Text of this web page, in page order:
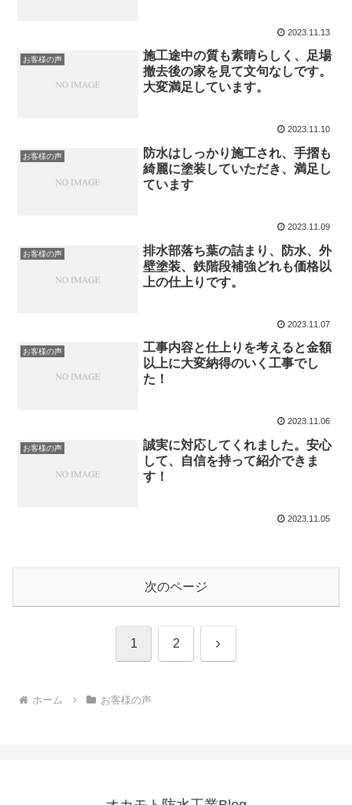
2023.11.13
お客様の声
施工途中の質も素晴らしく、足場
撤去後の家を見て文句なしです。
大変満足しています。
2023.11.10
お客様の声
防水はしっかり施工され、手摺も
綺麗に塗装していただき、満足し
ています
2023.11.09
お客様の声
排水部落ち葉の詰まり、防水、外
壁塗装、鉄階段補強どれも価格以
上の仕上りです。
2023.11.07
お客様の声
工事内容と仕上りを考えると金額
以上に大変納得のいく工事でし
た！
2023.11.06
お客様の声
誠実に対応してくれました。安心
して、自信を持って紹介できま
す！
2023.11.05
次のページ
1 2 次
ホーム お客様の声